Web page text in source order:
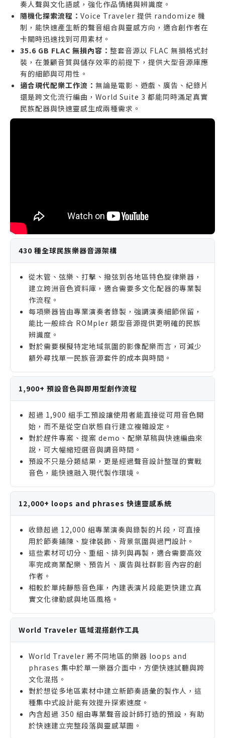
奏人聲與文化語感，強化作品情緒與辨識度。
隨機化探索流程： Voice Traveler 提供 randomize 機
制，能快速產生新的聲音組合與靈感方向，適合創作者在
卡關時迅速找到可用素材。
35.6 GB FLAC 無損內容： 整套音源以 FLAC 無損格式封
裝，在兼顧音質與儲存效率的前提下，提供大型音源庫應
有的細節與可用性。
適合現代配樂工作流： 無論是電影、遊戲、廣告、紀錄片
還是跨文化流行編曲，World Suite 3 都能同時滿足真實
民族配器與快速靈感生成兩種需求。
430 種全球民族樂器音源架構
從木管、弦樂、打擊、撥弦到各地區特色旋律樂器，
建立跨洲音色資料庫，適合需要多文化配器的專業製
作流程。
每項樂器皆由專業演奏者錄製，強調演奏細節保留，
能比一般綜合 ROMpler 類型音源提供更明確的民族
辨識度。
對於需要模擬特定地域氛圍的影像配樂而言，可減少
額外尋找單一民族音源套件的成本與時間。
1,900+ 預設音色與即用型創作流程
超過 1,900 組手工預設讓使用者能直接從可用音色開
始，而不是從空白狀態自行建立複雜設定。
對於趕件專案、提案 demo、配樂草稿與快速編曲來
說，可大幅縮短選音與調音時間。
預設不只是分類結果，更是經過聲音設計整理的實戰
音色，能快速融入現代製作環境。
12,000+ loops and phrases 快速靈感系統
收錄超過 12,000 組專業演奏與錄製的片段，可直接
用於節奏鋪陳、旋律裝飾、背景氛圍與過門設計。
這些素材可切分、重組、排列與再製，適合需要高效
率完成商業配樂、預告片、廣告與社群影音內容的創
作者。
相較於單純靜態音色庫，內建表演片段能更快建立真
實文化律動感與地區風格。
World Traveler 區域混搭創作工具
World Traveler 將不同地區的樂器 loops and
phrases 集中於單一樂器介面中，方便快速試聽與跨
文化混搭。
對於想從多地區素材中建立新節奏語彙的製作人，這
種集中式設計能有效提升探索速度。
內含超過 350 組由專業聲音設計師打造的預設，有助
於快速建立完整段落與靈感草圖。